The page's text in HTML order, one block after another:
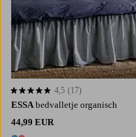
ESSA bedvalletje organisch
44,99 EUR
4,5 op basis van 17 beoordelingen
4,5 (17)